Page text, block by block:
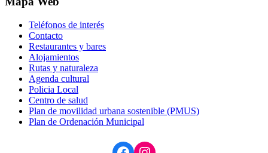
Teléfonos de interés
Contacto
Restaurantes y bares
Alojamientos
Rutas y naturaleza
Agenda cultural
Policia Local
Centro de salud
Plan de movilidad urbana sostenible (PMUS)
Plan de Ordenación Municipal